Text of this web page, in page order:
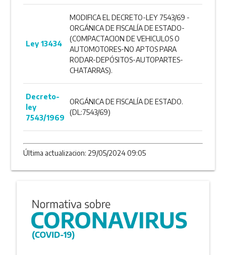
Ley 13434
MODIFICA EL DECRETO-LEY 7543/69 -
ORGÁNICA DE FISCALÍA DE ESTADO-
(COMPACTACION DE VEHICULOS O
AUTOMOTORES-NO APTOS PARA
RODAR-DEPÓSITOS-AUTOPARTES-
CHATARRAS).
Decreto-
ley
7543/1969
ORGÁNICA DE FISCALÍA DE ESTADO.
(DL:7543/69)
Última actualizacion: 29/05/2024 09:05